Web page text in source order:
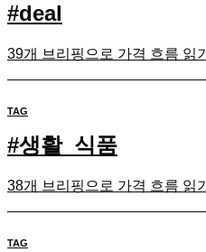
#deal
39개 브리핑으로 가격 흐름 읽기
TAG
#생활_식품
38개 브리핑으로 가격 흐름 읽기
TAG